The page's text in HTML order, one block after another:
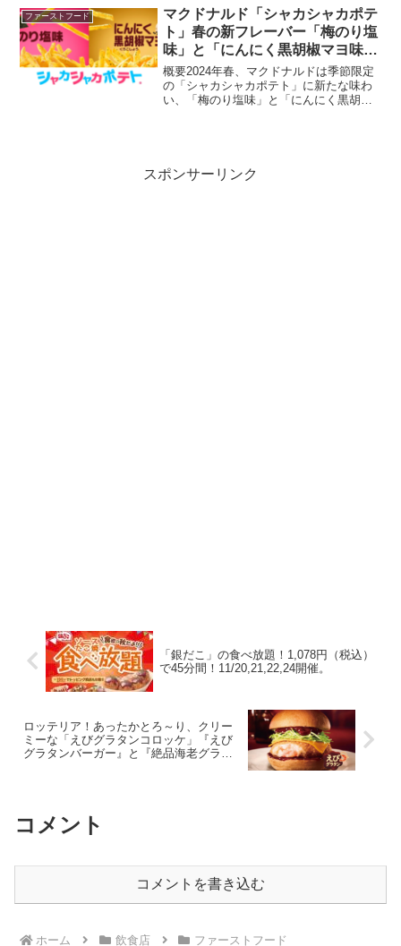
リジナルチキン9ピースを含むバーレル
を、通常の単品積...
ファーストフード
マクドナルド「シャカシャカポテ
ト」春の新フレーバー「梅のり塩
味」と「にんにく黒胡椒マヨ味」
発売！2月28日から4月上旬まで
概要2024年春、マクドナルドは季節限定
の「シャカシャカポテト」に新たな味わ
い、「梅のり塩味」と「にんにく黒胡椒
スポンサーリンク
「銀だこ」の食べ放題！1,078円（税込）
で45分間！11/20,21,22,24開催。
ロッテリア！あったかとろ～り、クリー
ミーな「えびグラタンコロッケ」『えび
グラタンバーガー』と『絶品海老グラタ
コメント
コメントを書き込む
ホーム 飲食店 ファーストフード